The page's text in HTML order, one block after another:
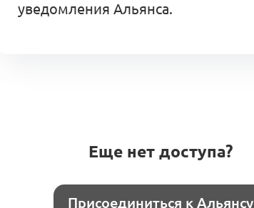
уведомления Альянса.
Еще нет доступа?
Присоединиться к Альянсу